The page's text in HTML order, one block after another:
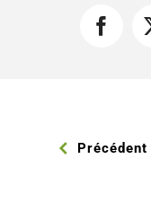
Précédent